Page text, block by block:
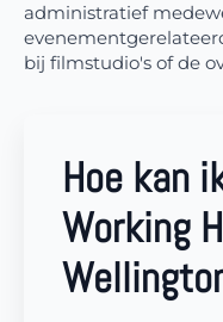
administratief
bij filmstudio's of de
Hoe kan
Working